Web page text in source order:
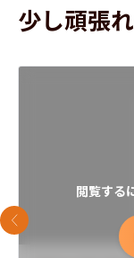
少し頑張
閲覧する
前のスライド